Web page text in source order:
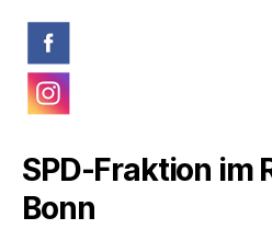
SPD-Fraktion im
Bonn